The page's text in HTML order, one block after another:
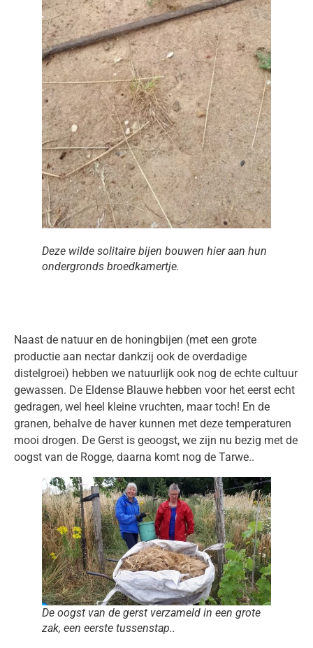
Deze wilde solitaire bijen bouwen hier aan hun
ondergronds broedkamertje.
Naast de natuur en de honingbijen (met een grote
productie aan nectar dankzij ook de overdadige
distelgroei) hebben we natuurlijk ook nog de echte cultuur
gewassen. De Eldense Blauwe hebben voor het eerst echt
gedragen, wel heel kleine vruchten, maar toch! En de
granen, behalve de haver kunnen met deze temperaturen
mooi drogen. De Gerst is geoogst, we zijn nu bezig met de
oogst van de Rogge, daarna komt nog de Tarwe..
De oogst van de gerst verzameld in een grote
zak, een eerste tussenstap..